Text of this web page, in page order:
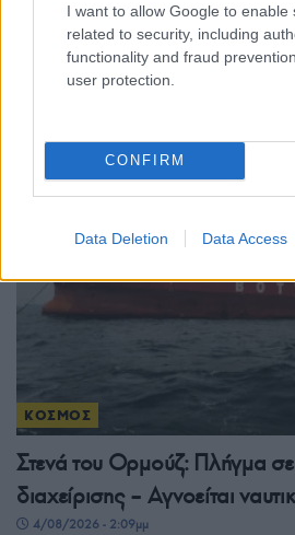
I want to allow Google to enable
related to security, including
functionality and fraud
user protection.
CONFIRM
Data Deletion Data Access
Πόλεμος στο Ιράν:
πυραύλων των ΗΠΑ – Ανησυχία
ΚΟΣΜΟΣ
Στενά του Ορμούζ: Πλήγμα σε
διαχείρισης – Αγνοείται
4/08/2026 - 2:09μμ